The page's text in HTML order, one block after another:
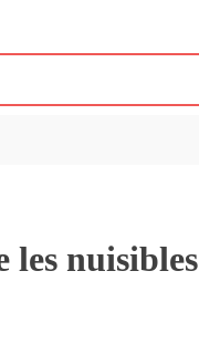
les nuisibles